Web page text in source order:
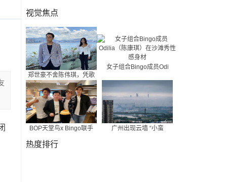
视觉焦点
郑世豪不舍陈伟琪，凭歌
女子组合Bingo成员Odi
BOP天堂鸟x Bingo联手 广州出现云墙 “小蛮
热度排行